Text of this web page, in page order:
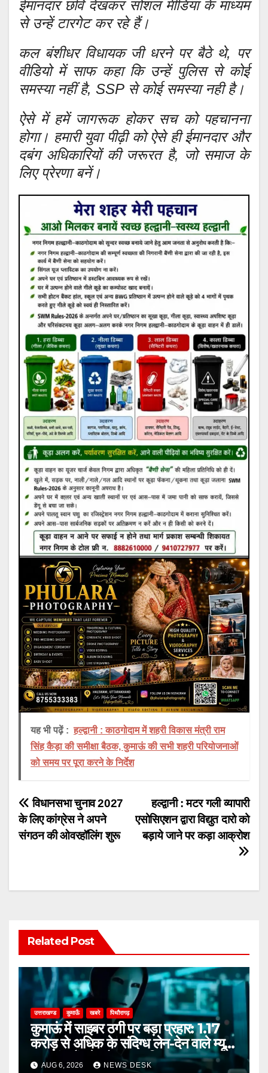
ईमानदार छवि देखकर सोशल मीडिया के माध्यम
से उन्हें टारगेट कर रहे हैं।
कल बंशीधर विधायक जी धरने पर बैठे थे, पर
वीडियो में साफ कहा कि उन्हें पुलिस से कोई
समस्या नहीं है, SSP से कोई समस्या नही है।
ऐसे में हमें जागरूक होकर सच को पहचानना
होगा। हमारी युवा पीढ़ी को ऐसे ही ईमानदार और
दबंग अधिकारियों की जरूरत है, जो समाज के
लिए प्रेरणा बनें।
यह भी पढ़ें : हल्द्वानी : काठगोदाम में शहरी विकास मंत्री राम
सिंह कैड़ा की समीक्षा बैठक, कुमाऊं की सभी शहरी परियोजनाओं
को समय पर पूरा करने के निर्देश
Post
navigation
हल्द्वानी : मटर गली व्यापारी
एसोसिएशन द्वारा विद्युत दारो को
बड़ाये जाने पर कड़ा आक्रोश
विधानसभा चुनाव 2027
के लिए कांग्रेस ने अपने
संगठन की ओवरहॉलिंग शुरू
Related Post
उत्तराखण्ड कुमाऊँ खबरे पिथौरागढ़
कुमाऊं में साइबर ठगी पर बड़ा प्रहार: 1.17
करोड़ से अधिक के संदिग्ध लेन-देन वाले म्यूल
अकाउंट गैंग के दो सदस्य गिरफ्तार
AUG 6, 2026 NEWS DESK